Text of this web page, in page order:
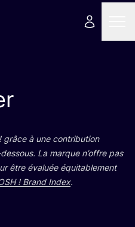
à une contri­bu­tion
La marque n’offre pas
être éva­luée équi­ta­ble­ment
! Brand Index.